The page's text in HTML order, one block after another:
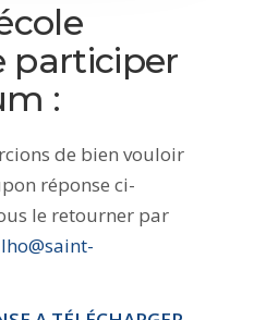
participer
:
de bien vouloir
réponse ci-
le retourner par